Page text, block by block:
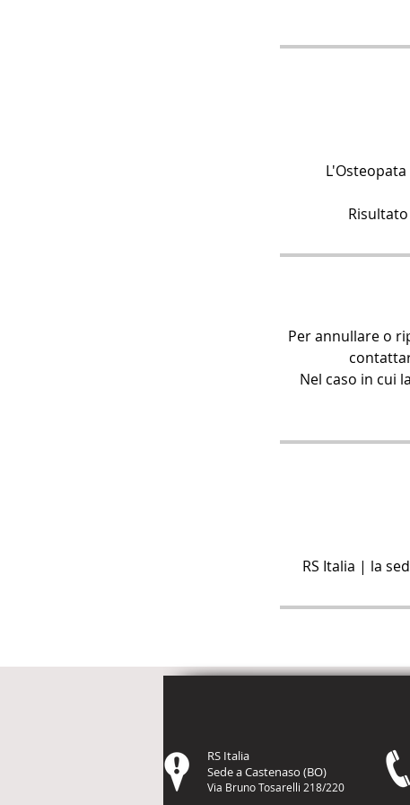
Per annullare o
Nel caso in cui
RS Italia | la
RS Italia
Sede a Castenaso (BO)
Via Bruno Tosarelli 218/220